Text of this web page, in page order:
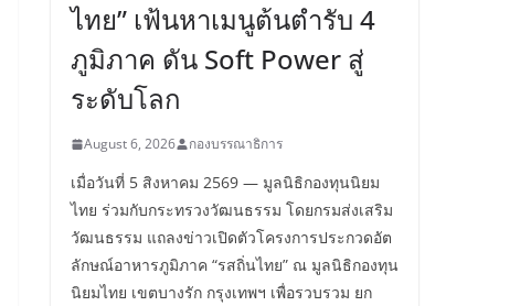
ไทย” เฟ้นหาเมนูต้นตำรับ 4
ภูมิภาค ดัน Soft Power สู่
ระดับโลก
August 6, 2026 กองบรรณาธิการ
เมื่อวันที่ 5 สิงหาคม 2569 — มูลนิธิกองทุนนิยม
ไทย ร่วมกับกระทรวงวัฒนธรรม โดยกรมส่งเสริม
วัฒนธรรม แถลงข่าวเปิดตัวโครงการประกวดอัต
ลักษณ์อาหารภูมิภาค “รสถิ่นไทย” ณ มูลนิธิกองทุน
นิยมไทย เขตบางรัก กรุงเทพฯ เพื่อรวบรวม ยก